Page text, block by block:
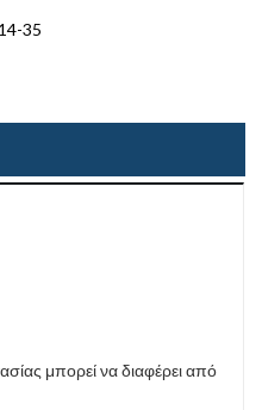
35
μπορεί να διαφέρει από